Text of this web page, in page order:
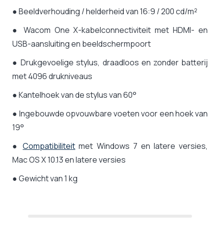
● Beeldverhouding / helderheid van 16:9 / 200 cd/m²
● Wacom One X-kabelconnectiviteit met HDMI- en
USB-aansluiting en beeldschermpoort
● Drukgevoelige stylus, draadloos en zonder batterij
met 4096 drukniveaus
● Kantelhoek van de stylus van 60°
● Ingebouwde opvouwbare voeten voor een hoek van
19°
●Compatibiliteit met Windows 7 en latere versies,
Mac OS X 10.13 en latere versies
● Gewicht van 1 kg